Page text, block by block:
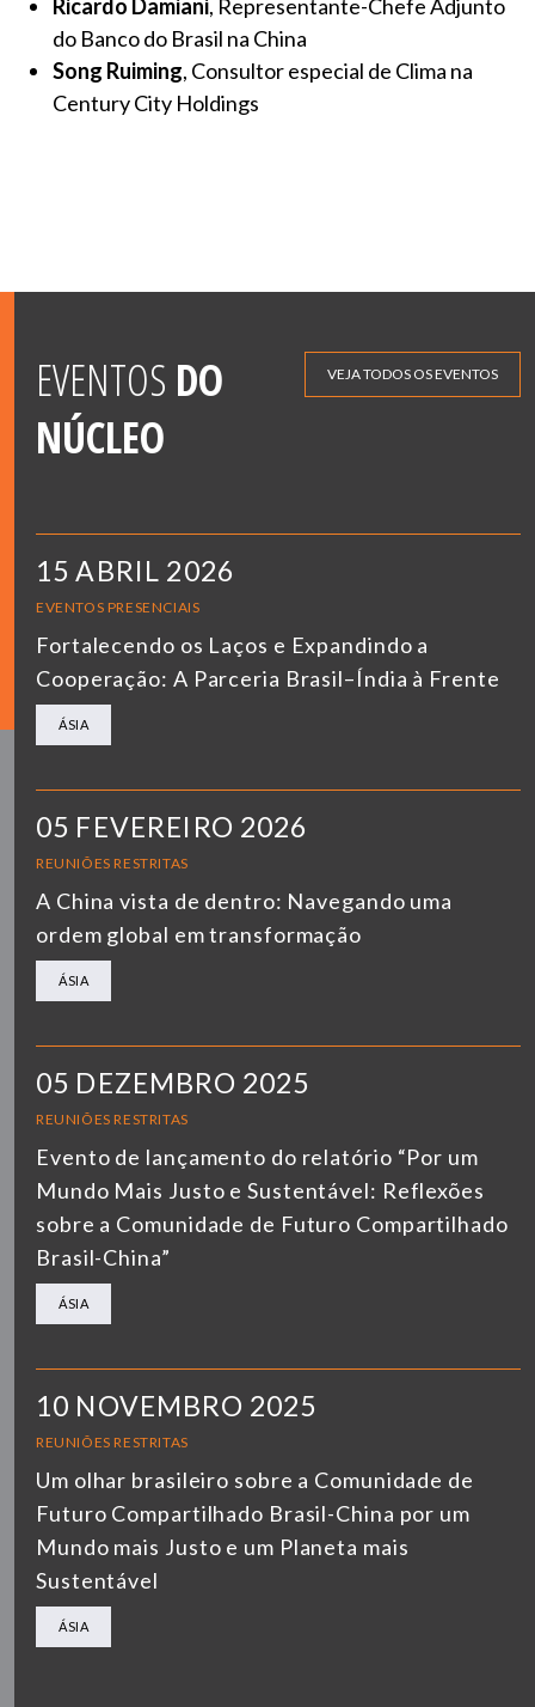
Ricardo Damiani, Representante-Chefe Adjunto
do Banco do Brasil na China
Song Ruiming, Consultor especial de Clima na
Century City Holdings
EVENTOS DO
NÚCLEO
VEJA TODOS OS EVENTOS
15 ABRIL 2026
EVENTOS PRESENCIAIS
Fortalecendo os Laços e Expandindo a
Cooperação: A Parceria Brasil–Índia à Frente
ÁSIA
05 FEVEREIRO 2026
REUNIÕES RESTRITAS
A China vista de dentro: Navegando uma
ordem global em transformação
ÁSIA
05 DEZEMBRO 2025
REUNIÕES RESTRITAS
Evento de lançamento do relatório “Por um
Mundo Mais Justo e Sustentável: Reflexões
sobre a Comunidade de Futuro Compartilhado
Brasil-China”
ÁSIA
10 NOVEMBRO 2025
REUNIÕES RESTRITAS
Um olhar brasileiro sobre a Comunidade de
Futuro Compartilhado Brasil-China por um
Mundo mais Justo e um Planeta mais
Sustentável
ÁSIA